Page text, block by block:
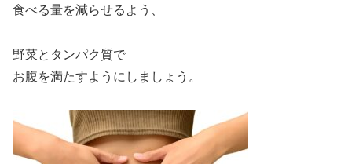
食べる量を減らせるよう、
野菜とタンパク質で
お腹を満たすようにしましょう。